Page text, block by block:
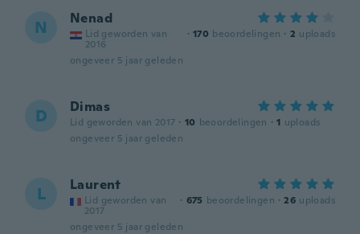
N Nenad
Lid geworden van
2016
· 170 beoordelingen · 2 uploads
ongeveer 5 jaar geleden
D Dimas
Lid geworden van 2017 · 10 beoordelingen · 1 uploads
ongeveer 5 jaar geleden
L Laurent
Lid geworden van
2017
· 675 beoordelingen · 26 uploads
ongeveer 5 jaar geleden